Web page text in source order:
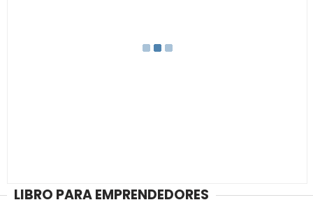
LIBRO PARA EMPRENDEDORES